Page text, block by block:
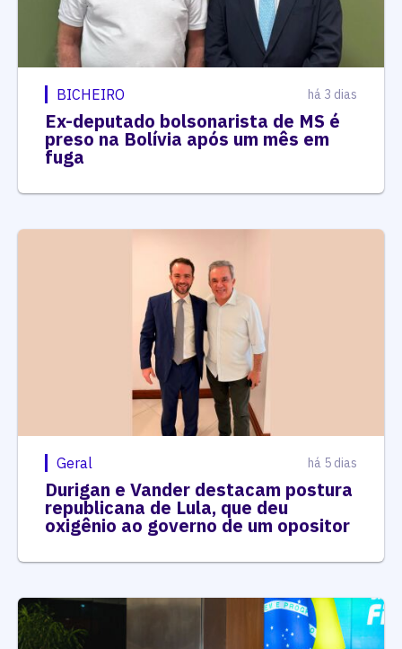
BICHEIRO há 3 dias
Ex-deputado bolsonarista de MS é
preso na Bolívia após um mês em
fuga
Geral há 5 dias
Durigan e Vander destacam postura
republicana de Lula, que deu
oxigênio ao governo de um opositor